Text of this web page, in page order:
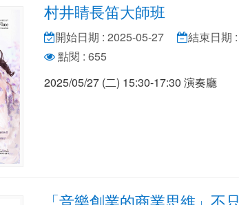
村井睛長笛大師班
開始日期 : 2025-05-27 結束日期
點閱 : 655
2025/05/27 (二) 15:30-17:30 演奏廳
「音樂創業的商業思維」不